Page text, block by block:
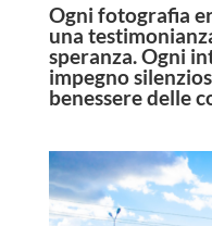
Ogni fotografia
una
speranza. Ogni
impegno
benessere delle